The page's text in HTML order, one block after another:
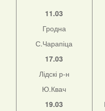
11.03
Гродна
С.Чарапіца
17.03
Лідскі р-н
Ю.Квач
19.03